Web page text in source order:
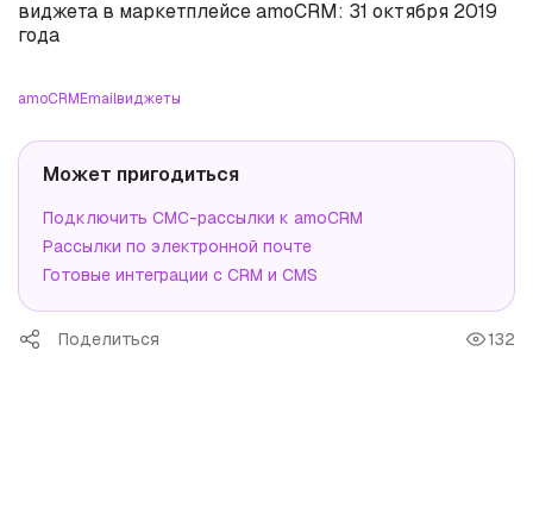
виджета в маркетплейсе amoCRM: 31 октября 2019
года
amoCRMEmailвиджеты
Может пригодиться
Подключить СМС-рассылки к amoCRM
Рассылки по электронной почте
Готовые интеграции с CRM и CMS
Поделиться 132